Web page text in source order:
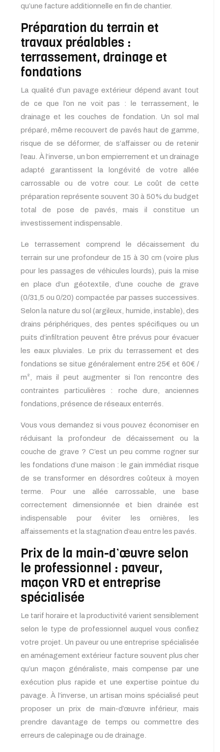
qu’une facture additionnelle en fin de chantier.
Préparation du terrain et
travaux préalables :
terrassement, drainage et
fondations
La qualité d’un pavage extérieur dépend avant tout
de ce que l’on ne voit pas : le terrassement, le
drainage et les couches de fondation. Un sol mal
préparé, même recouvert de pavés haut de gamme,
risque de se déformer, de s’affaisser ou de retenir
l’eau. À l’inverse, un bon empierrement et un drainage
adapté garantissent la longévité de votre allée
carrossable ou de votre cour. Le coût de cette
préparation représente souvent 30 à 50% du budget
total de pose de pavés, mais il constitue un
investissement indispensable.
Le terrassement comprend le décaissement du
terrain sur une profondeur de 15 à 30 cm (voire plus
pour les passages de véhicules lourds), puis la mise
en place d’un géotextile, d’une couche de grave
(0/31,5 ou 0/20) compactée par passes successives.
Selon la nature du sol (argileux, humide, instable), des
drains périphériques, des pentes spécifiques ou un
puits d’infiltration peuvent être prévus pour évacuer
les eaux pluviales. Le prix du terrassement et des
fondations se situe généralement entre 25€ et 60€ /
m², mais il peut augmenter si l’on rencontre des
contraintes particulières : roche dure, anciennes
fondations, présence de réseaux enterrés.
Vous vous demandez si vous pouvez économiser en
réduisant la profondeur de décaissement ou la
couche de grave ? C’est un peu comme rogner sur
les fondations d’une maison : le gain immédiat risque
de se transformer en désordres coûteux à moyen
terme. Pour une allée carrossable, une base
correctement dimensionnée et bien drainée est
indispensable pour éviter les ornières, les
affaissements et la stagnation d’eau entre les pavés.
Prix de la main-d’œuvre selon
le professionnel : paveur,
maçon VRD et entreprise
spécialisée
Le tarif horaire et la productivité varient sensiblement
selon le type de professionnel auquel vous confiez
votre projet. Un paveur ou une entreprise spécialisée
en aménagement extérieur facture souvent plus cher
qu’un maçon généraliste, mais compense par une
exécution plus rapide et une expertise pointue du
pavage. À l’inverse, un artisan moins spécialisé peut
proposer un prix de main-d’œuvre inférieur, mais
prendre davantage de temps ou commettre des
erreurs de calepinage ou de drainage.